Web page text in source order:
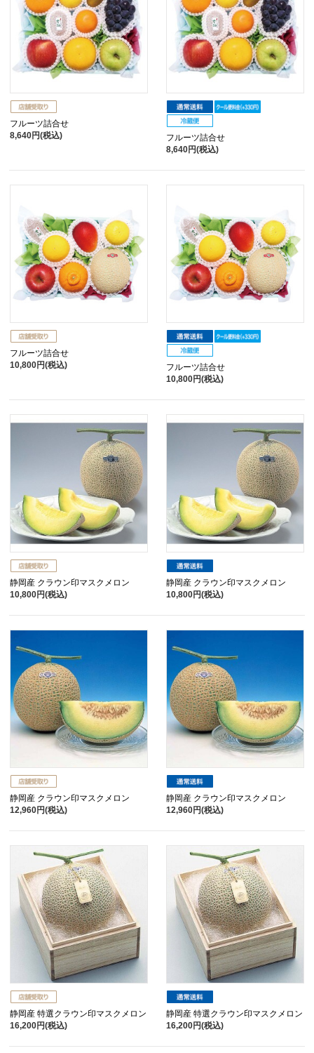
フルーツ詰合せ
8,640円(税込)
フルーツ詰合せ
8,640円(税込)
フルーツ詰合せ
10,800円(税込)
フルーツ詰合せ
10,800円(税込)
静岡産 クラウン印マスクメロン
10,800円(税込)
静岡産 クラウン印マスクメロン
10,800円(税込)
静岡産 クラウン印マスクメロン
12,960円(税込)
静岡産 クラウン印マスクメロン
12,960円(税込)
静岡産 特選クラウン印マスクメロン
16,200円(税込)
静岡産 特選クラウン印マスクメロン
16,200円(税込)